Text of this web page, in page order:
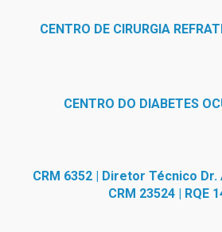
CENTRO DE CIRURGIA
CENTRO DO DIABETES
CRM 6352 | Diretor Técnico
CRM 23524 | RQE